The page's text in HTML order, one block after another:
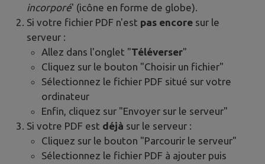
incorporé' (icône en forme de globe).
Si votre fichier PDF n'est pas encore sur le
serveur :
Allez dans l'onglet "Téléverser"
Cliquez sur le bouton "Choisir un fichier"
Sélectionnez le fichier PDF situé sur votre
ordinateur
Enfin, cliquez sur "Envoyer sur le serveur"
Si votre PDF est déjà sur le serveur :
Cliquez sur le bouton "Parcourir le serveur"
Sélectionnez le fichier PDF à ajouter puis